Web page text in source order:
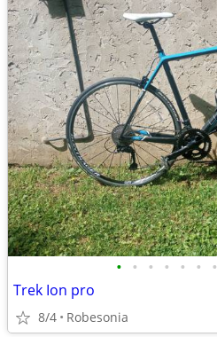
• • • • • • •
Trek Ion pro
8/4 Robesonia